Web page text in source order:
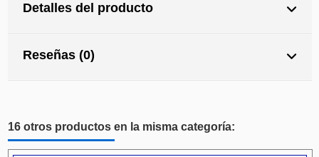
Detalles del producto
Reseñas (0)
16 otros productos en la misma categoría: